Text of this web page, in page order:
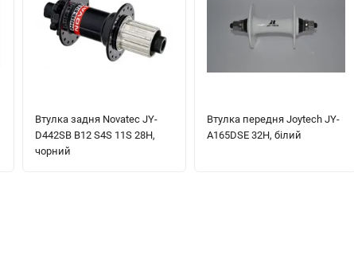
Втулка задня Novatec JY-
D442SB B12 S4S 11S 28H,
чорний
Втулка передня Joytech JY-
A165DSE 32H, білий